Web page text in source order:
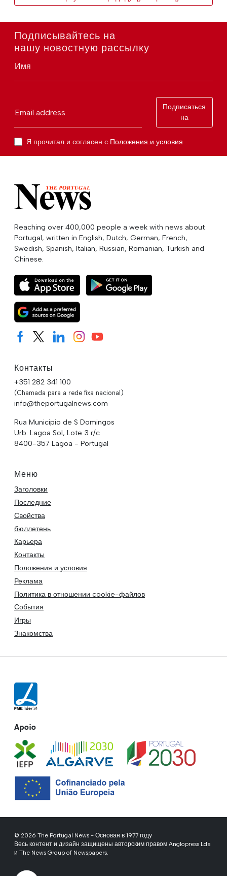
Подписывайтесь на
нашу новостную рассылку
Имя
Email address
Подписаться
на
Я прочитал и согласен с Положения и условия
Reaching over 400,000 people a week with news about
Portugal, written in English, Dutch, German, French,
Swedish, Spanish, Italian, Russian, Romanian, Turkish and
Chinese.
Контакты
+351 282 341 100
(Chamada para a rede fixa nacional)
info@theportugalnews.com
Rua Municipio de S Domingos
Urb. Lagoa Sol, Lote 3 r/c
8400-357 Lagoa - Portugal
Меню
Заголовки
Последние
Свойства
бюллетень
Карьера
Контакты
Положения и условия
Реклама
Политика в отношении cookie-файлов
События
Игры
Знакомства
Apoio
© 2026 The Portugal News - Основан в 1977 году
Весь контент и дизайн защищены авторским правом Anglopress Lda
и The News Group of Newspapers.